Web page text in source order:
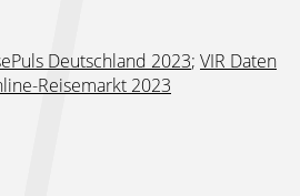
Deutschland 2023; VIR Daten
Reisemarkt 2023